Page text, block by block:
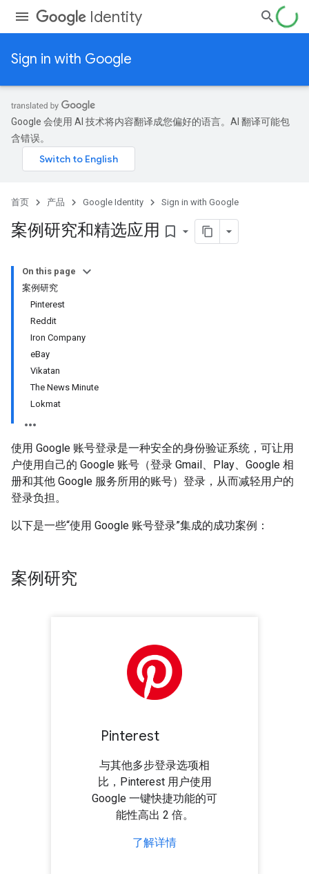
Identity
Sign in with Google
Google 会使用 AI 技术将内容翻译成您偏好的语言。AI 翻译可能包
含错误。
首页 产品 Google Identity Sign in with Google
案例研究和精选应用 bookmark_border
On this page
案例研究
Pinterest
Reddit
Iron Company
eBay
Vikatan
The News Minute
Lokmat
使用 Google 账号登录是一种安全的身份验证系统，可让用
户使用自己的 Google 账号（登录 Gmail、Play、Google 相
册和其他 Google 服务所用的账号）登录，从而减轻用户的
登录负担。
以下是一些“使用 Google 账号登录”集成的成功案例：
案例研究
Pinterest
与其他多步登录选项相
比，Pinterest 用户使用
Google 一键快捷功能的可
能性高出 2 倍。
了解详情